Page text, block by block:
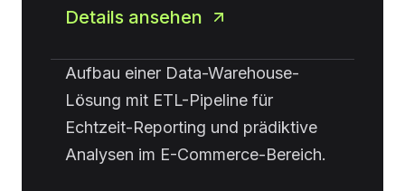
Details ansehen
Aufbau einer Data-Warehouse-
Lösung mit ETL-Pipeline für
Echtzeit-Reporting und prädiktive
Analysen im E-Commerce-Bereich.